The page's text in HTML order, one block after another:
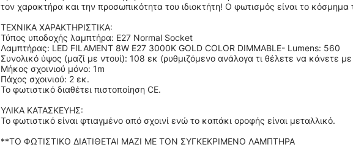
τον χαρακτήρα και την προσωπικότητα του ιδιοκτήτη! Ο φωτισμός είναι το
ΤΕΧΝΙΚΑ ΧΑΡΑΚΤΗΡΙΣΤΙΚΑ:
Τύπος υποδοχής λαμπτήρα: Ε27 Normal Socket
Λαμπτήρας: LED FILAMENT 8W E27 3000K GOLD COLOR DIMMABLE- Lumens: 560
Συνολικό ύψος (μαζί με ντουί): 108 εκ (ρυθμιζόμενο ανάλογα τι θέλετε να κάνετε με
Μήκος σχοινιού μόνο: 1m
Πάχος σχοινιού: 2 εκ.
Το φωτιστικό διαθέτει πιστοποίηση CE.
ΥΛΙΚΑ ΚΑΤΑΣΚΕΥΗΣ:
Το φωτιστικό είναι φτιαγμένο από σχοινί ενώ το καπάκι οροφής είναι μεταλλικό.
**ΤΟ ΦΩΤΙΣΤΙΚΟ ΔΙΑΤΙΘΕΤΑΙ ΜΑΖΙ ΜΕ ΤΟΝ ΣΥΓΚΕΚΡΙΜΕΝΟ ΛΑΜΠΤΗΡΑ